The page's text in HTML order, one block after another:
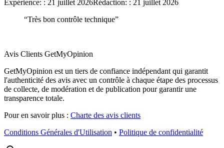
Expérience: : 21 juillet 2026Rédaction: : 21 juillet 2026
“Très bon contrôle technique”
Avis Clients GetMyOpinion
GetMyOpinion est un tiers de confiance indépendant qui garantit
l'authenticité des avis avec un contrôle à chaque étape des processus
de collecte, de modération et de publication pour garantir une
transparence totale.
Pour en savoir plus : Charte des avis clients
Conditions Générales d'Utilisation • Politique de confidentialité